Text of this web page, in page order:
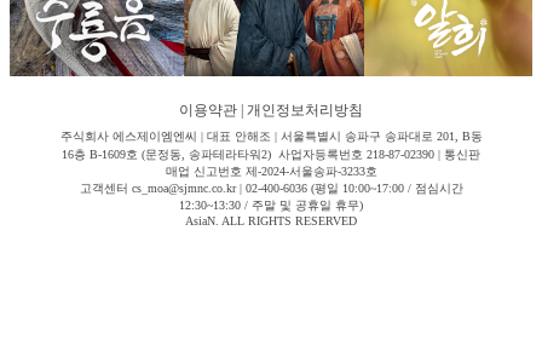
이용약관 개인정보처리방침
주식회사 에스제이엠엔씨 | 대표 안해조 | 서울특별시 송파구 송파대로 201, B동
16층 B-1609호 (문정동, 송파테라타워2) 사업자등록번호 218-87-02390 | 통신판
매업 신고번호 제-2024-서울송파-3233호
고객센터 cs_moa@sjmnc.co.kr | 02-400-6036 (평일 10:00~17:00 / 점심시간
12:30~13:30 / 주말 및 공휴일 휴무)
AsiaN. ALL RIGHTS RESERVED